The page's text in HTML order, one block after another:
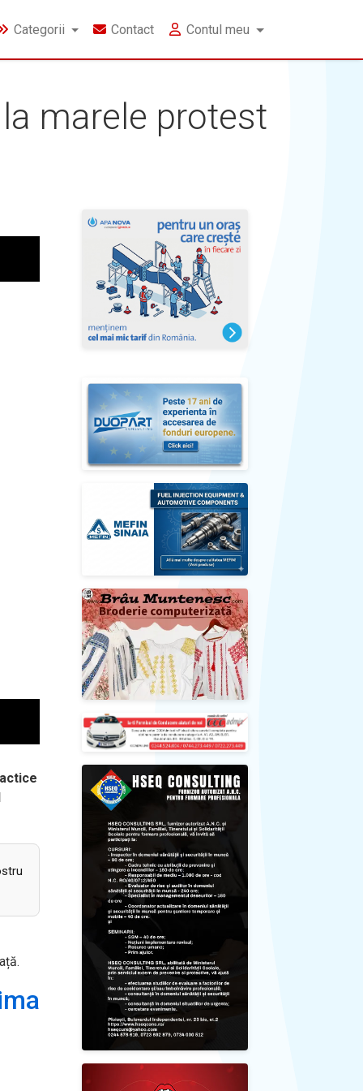
Categorii Contact Contul meu
marele protest